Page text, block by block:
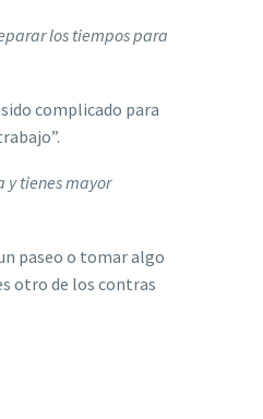
los tiempos para
complicado para
y tienes mayor
paseo o tomar algo
otro de los contras